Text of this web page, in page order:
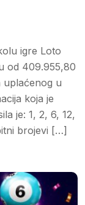
igre Loto
od 409.955,80
uplaćenog u
koja je
je: 1, 2, 6, 12,
brojevi […]